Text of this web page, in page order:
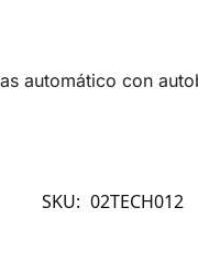
automático con
SKU: 02TECH012